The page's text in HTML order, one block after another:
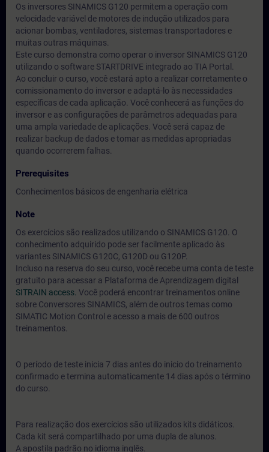
Os inversores SINAMICS G120 permitem a operação com
velocidade variável de motores de indução utilizados para
acionar bombas, ventiladores, sistemas transportadores e
muitas outras máquinas.
Este curso demonstra como operar o inversor SINAMICS G120
utilizando o software STARTDRIVE integrado ao TIA Portal.
Ao concluir o curso, você estará apto a realizar corretamente o
comissionamento do inversor e adaptá-lo às necessidades
específicas de cada aplicação. Você conhecerá as funções do
inversor e as configurações de parâmetros adequadas para
uma ampla variedade de aplicações. Você será capaz de
realizar backup de dados e tomar as medidas apropriadas
quando ocorrerem falhas.
Prerequisites
Conhecimentos básicos de engenharia elétrica
Note
Os exercícios são realizados utilizando o SINAMICS G120. O
conhecimento adquirido pode ser facilmente aplicado às
variantes SINAMICS G120C, G120D ou G120P.
Incluso na reserva do seu curso, você recebe uma conta de teste
gratuito para acessar a Plataforma de Aprendizagem digital
SITRAIN access. Você poderá encontrar treinamentos online
sobre Conversores SINAMICS, além de outros temas como
SIMATIC Motion Control e acesso a mais de 600 outros
treinamentos.
O período de teste inicia 7 dias antes do inicio do treinamento
confirmado e termina automaticamente 14 dias após o término
do curso.
Para realização dos exercícios são utilizados kits didáticos.
Cada kit será compartilhado por uma dupla de alunos.
A apostila padrão no idioma inglês.